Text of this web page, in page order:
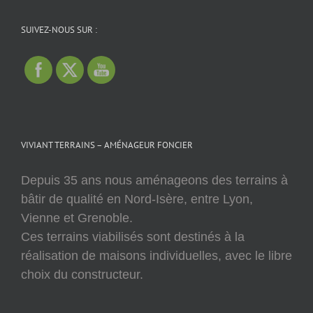
SUIVEZ-NOUS SUR :
VIVIANT TERRAINS – AMÉNAGEUR FONCIER
Depuis 35 ans nous aménageons des terrains à
bâtir de qualité en Nord-Isère, entre Lyon,
Vienne et Grenoble.
Ces terrains viabilisés sont destinés à la
réalisation de maisons individuelles, avec le libre
choix du constructeur.